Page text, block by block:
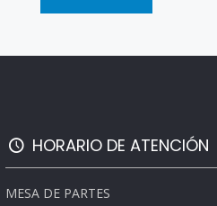
HORARIO DE ATENCIÓN
MESA DE PARTES